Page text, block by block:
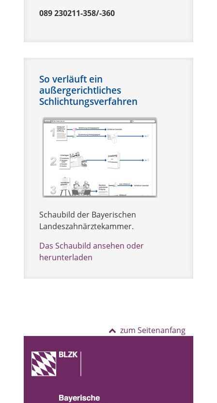
089 230211-358/-360
So verläuft ein
außergerichtliches
Schlichtungsverfahren
Schaubild der Bayerischen
Landeszahnärztekammer.
Das Schaubild ansehen oder
herunterladen
zum Seitenanfang